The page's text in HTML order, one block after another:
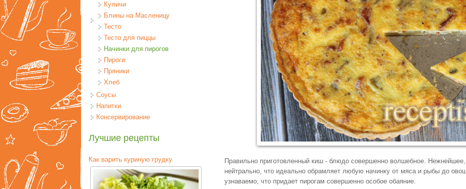
Правильно приготовленный киш - блюдо совершенно волшебное. Нежнейшее,
нейтрально, что идеально обрамляет любую начинку от мяса и рыбы до
узнаваемо, что придает пирогам совершенно особое обаяние.
Куличи
Блины на Масленицу
Тесто
Тесто для пиццы
Начинки для пирогов
Пироги
Пряники
Хлеб
Соусы
Напитки
Консервирование
Лучшие рецепты
Как варить куриную грудку